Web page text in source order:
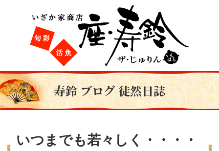
寿鈴 ブログ 徒然日誌
いつまでも若々しく・・・・